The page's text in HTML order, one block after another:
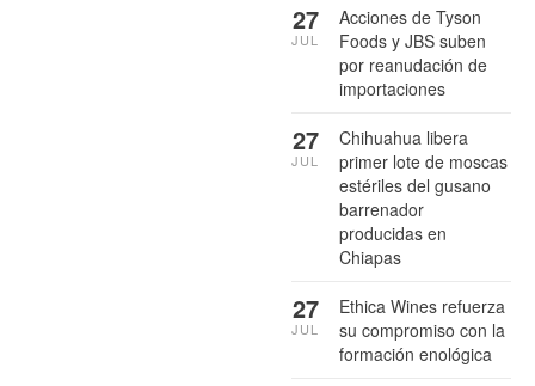
Acciones de Tyson
Foods y JBS suben
por reanudación de
importaciones
27
JUL
Chihuahua libera
primer lote de moscas
estériles del gusano
barrenador
producidas en
Chiapas
27
JUL
Ethica Wines refuerza
su compromiso con la
formación enológica
27
JUL